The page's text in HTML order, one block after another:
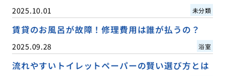
2025.10.01 未分類
賃貸のお風呂が故障！修理費用は誰が払うの？
2025.09.28 浴室
流れやすいトイレットペーパーの賢い選び方とは